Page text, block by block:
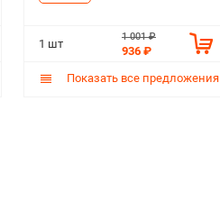
1 шт
1 001 ₽
936 ₽
Показать все предложения